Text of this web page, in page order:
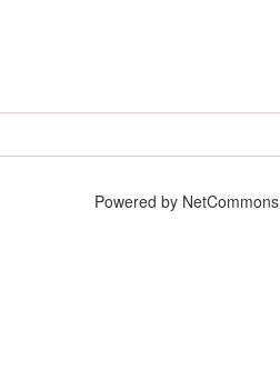
Powered by NetCommons